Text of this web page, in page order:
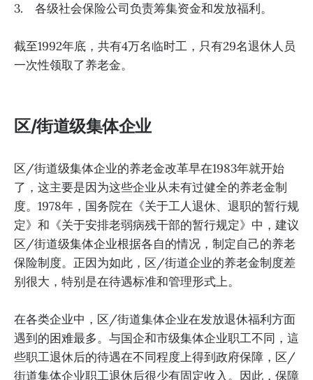
3. 各级社会保险公司负责筹集资金和发放福利。
截至1992年底，共有4万名临时工，只有29名退休人员
一次性领取了养老金。
区/街道级集体企业
区/街道级集体企业的养老金改革早在1983年就开始
了，这主要是因为这些企业从未有过健全的养老金制
度。1978年，国务院在《关于工人退休、退职的暂行规
定》和《关于安排老弱病残干部的暂行规定》中，建议
区/街道级集体企业根据各自的情况，制定自己的养老
保险制度。正因为如此，区/街道企业的养老金制度差
别很大，特别是在待遇标准和管理形式上。
在各类企业中，区/街道集体企业在发放退休福利方面
遇到的困难最多。与国企和市级集体企业职工不同，這
些职工退休后的待遇在不同程度上得到政府保障，区/
街道集体企业职工退休后很少有固定收入。因此，保障